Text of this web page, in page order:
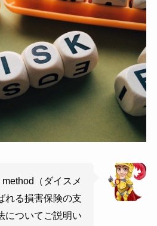
（ダイスメ
れる損害保険の支
についてご説明い